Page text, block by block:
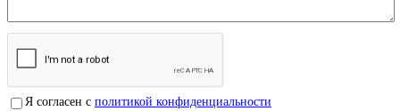
Я согласен с политикой конфиденциальности